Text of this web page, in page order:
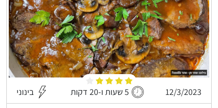
12/3/2023 5 שעות ו-20 דקות בינוני